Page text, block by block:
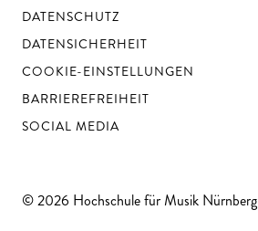
DATENSCHUTZ
DATENSICHERHEIT
COOKIE-EINSTELLUNGEN
BARRIEREFREIHEIT
SOCIAL MEDIA
© 2026 Hochschule für Musik Nürnberg